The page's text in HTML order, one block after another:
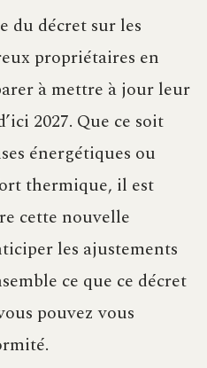
du décret sur les
propriétaires en
à mettre à jour leur
2027. Que ce soit
énergétiques ou
thermique, il est
cette nouvelle
les ajustements
ce que ce décret
pouvez vous